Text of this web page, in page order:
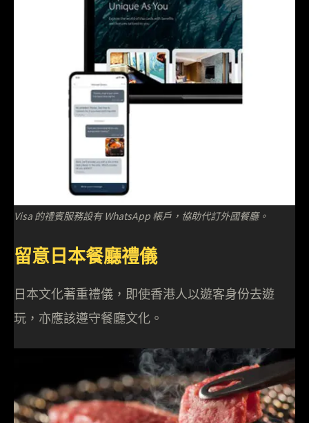
Visa 的禮賓服務設有 WhatsApp 帳戶，協助代訂外國餐廳。
留意日本餐廳禮儀
日本文化著重禮儀，即使香港人以遊客身份去遊
玩，亦應該遵守餐廳文化。